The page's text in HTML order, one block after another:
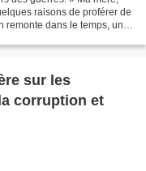
raisons de proférer de
remonte dans le temps, une
sur les
corruption et